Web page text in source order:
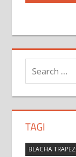
Post:
Search
for:
TAGI
BLACHA